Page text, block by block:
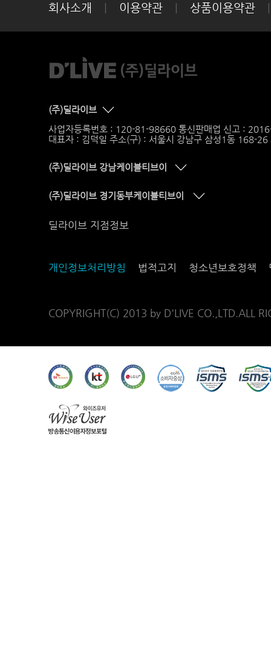
회사소개 이용약관 상품이용약관
(주)딜라이브
사업자등록번호 : 120-81-98660 통신판매업 신고 :
대표자 : 김덕일 주소(구) : 서울시 강남구 삼성1동 168-
(주)딜라이브 강남케이블티브이
(주)딜라이브 경기동부케이블티브이
딜라이브 지점정보
개인정보처리방침 법적고지 청소년보호정책
COPYRIGHT(C) 2013 by D'LIVE CO.,LTD.ALL